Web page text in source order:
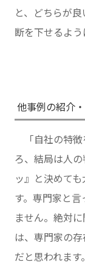
と、どちらが
断を下せるよう
他事例の紹介
「自社の特徴
ろ、結局は人
ッ』と決めて
す。専門家と
ません。絶対
は、専門家の
だと思われます。